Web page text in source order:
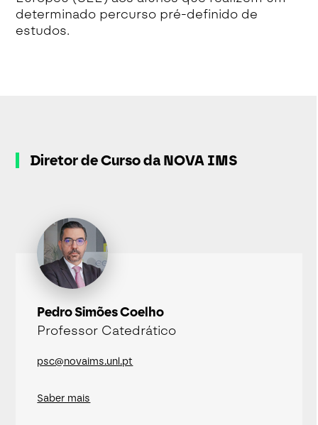
determinado percurso pré-definido de
estudos.
Diretor de Curso da NOVA IMS
Pedro Simões Coelho
Professor Catedrático
psc@novaims.unl.pt
Saber mais